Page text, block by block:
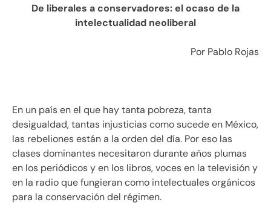
De liberales a conservadores: el ocaso de la
intelectualidad neoliberal
Por Pablo Rojas
En un país en el que hay tanta pobreza, tanta
desigualdad, tantas injusticias como sucede en México,
las rebeliones están a la orden del día. Por eso las
clases dominantes necesitaron durante años plumas
en los periódicos y en los libros, voces en la televisión y
en la radio que fungieran como intelectuales orgánicos
para la conservación del régimen.